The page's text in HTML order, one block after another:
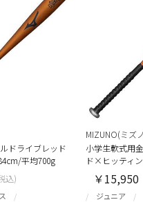
ドライブレッド
平均700g
込)
MIZUNO(ミズ
小学生軟式用
ド×ヒッティ
ジュニア
￥15,950